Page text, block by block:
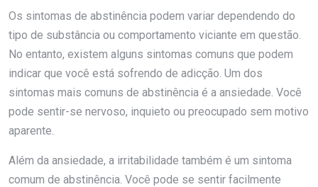
Os sintomas de abstinência podem variar dependendo do
tipo de substância ou comportamento viciante em questão.
No entanto, existem alguns sintomas comuns que podem
indicar que você está sofrendo de adicção. Um dos
sintomas mais comuns de abstinência é a ansiedade. Você
pode sentir-se nervoso, inquieto ou preocupado sem motivo
aparente.
Além da ansiedade, a irritabilidade também é um sintoma
comum de abstinência. Você pode se sentir facilmente